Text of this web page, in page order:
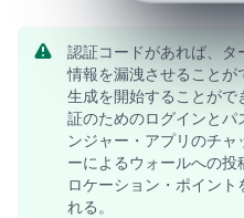
認証コードがあれば、
情報を漏洩させること
生成を開始することが
証のためのログインと
ンジャー・アプリのチ
ーによるウォールへの投
ロケーション・ポイン
れる。